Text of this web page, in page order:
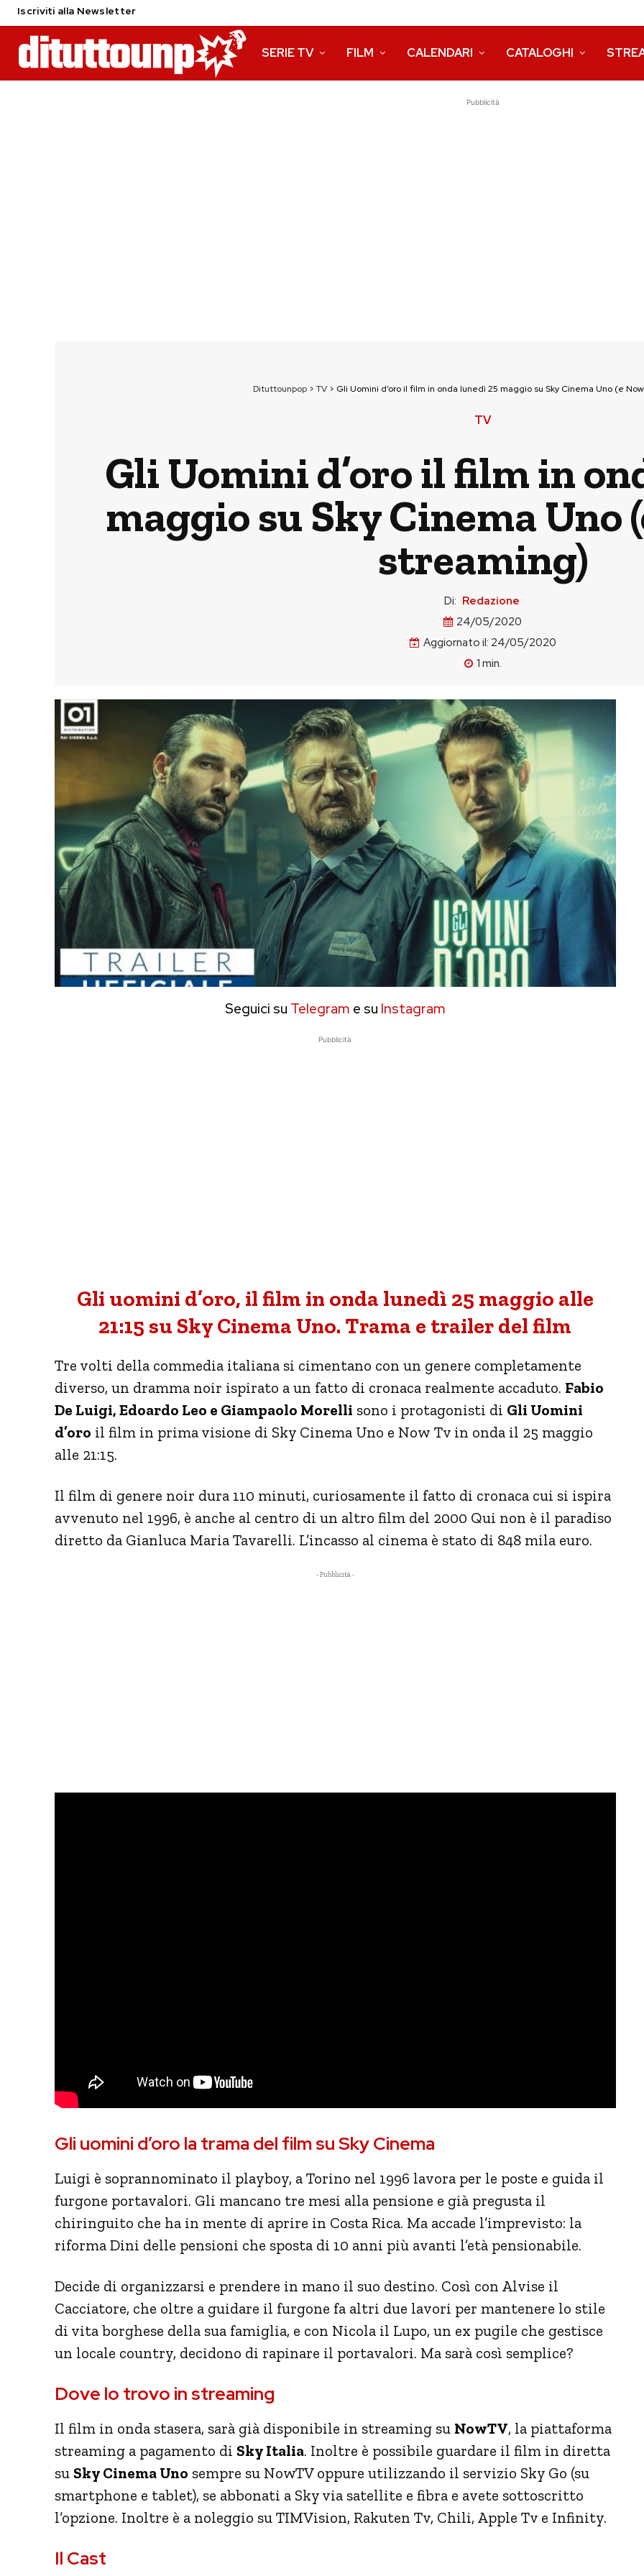
Iscriviti alla Newsletter
SERIE TV FILM CALENDARI CATALOGHI
Pubblicità
Dituttounpop > TV > Gli Uomini d’oro il film in onda lunedì 25 maggio su Sky Cinema Uno (e
TV
Gli Uomini d’oro il film in
maggio su Sky Cinema Uno
streaming)
Di: Redazione
24/05/2020
Aggiornato il: 24/05/2020
1 min.
Seguici su Telegram e su Instagram
Pubblicità
Gli uomini d’oro, il film in onda lunedì 25 maggio alle
21:15 su Sky Cinema Uno. Trama e trailer del film
Tre volti della commedia italiana si cimentano con un genere completamente
diverso, un dramma noir ispirato a un fatto di cronaca realmente accaduto. Fabio
De Luigi, Edoardo Leo e Giampaolo Morelli sono i protagonisti di Gli Uomini
d’oro il film in prima visione di Sky Cinema Uno e Now Tv in onda il 25 maggio
alle 21:15.
Il film di genere noir dura 110 minuti, curiosamente il fatto di cronaca cui si ispira
avvenuto nel 1996, è anche al centro di un altro film del 2000 Qui non è il paradiso
diretto da Gianluca Maria Tavarelli. L’incasso al cinema è stato di 848 mila euro.
- Pubblicità -
Gli uomini d’oro la trama del film su Sky Cinema
Luigi è soprannominato il playboy, a Torino nel 1996 lavora per le poste e guida il
furgone portavalori. Gli mancano tre mesi alla pensione e già pregusta il
chiringuito che ha in mente di aprire in Costa Rica. Ma accade l’imprevisto: la
riforma Dini delle pensioni che sposta di 10 anni più avanti l’età pensionabile.
Decide di organizzarsi e prendere in mano il suo destino. Così con Alvise il
Cacciatore, che oltre a guidare il furgone fa altri due lavori per mantenere lo stile
di vita borghese della sua famiglia, e con Nicola il Lupo, un ex pugile che gestisce
un locale country, decidono di rapinare il portavalori. Ma sarà così semplice?
Dove lo trovo in streaming
Il film in onda stasera, sarà già disponibile in streaming su NowTV, la piattaforma
streaming a pagamento di Sky Italia. Inoltre è possibile guardare il film in diretta
su Sky Cinema Uno sempre su NowTV oppure utilizzando il servizio Sky Go (su
smartphone e tablet), se abbonati a Sky via satellite e fibra e avete sottoscritto
l’opzione. Inoltre è a noleggio su TIMVision, Rakuten Tv, Chili, Apple Tv e Infinity.
Il Cast